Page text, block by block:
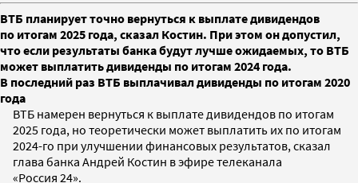
ВТБ планирует точно вернуться к выплате дивидендов
по итогам 2025 года, сказал Костин. При этом он допустил,
что если результаты банка будут лучше ожидаемых, то ВТБ
может выплатить дивиденды по итогам 2024 года.
В последний раз ВТБ выплачивал дивиденды по итогам 2020
года
ВТБ намерен вернуться к выплате дивидендов по итогам
2025 года, но теоретически может выплатить их по итогам
2024-го при улучшении финансовых результатов, сказал
глава банка Андрей Костин в эфире телеканала
«Россия 24».